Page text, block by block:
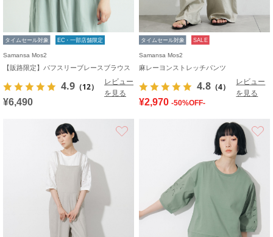
タイムセール対象 EC・一部店舗限定
Samansa Mos2
【販路限定】パフスリーブレースブラウス
4.9 （12）
レビュー
を見る
¥6,490
タイムセール対象 SALE
Samansa Mos2
麻レーヨンストレッチパンツ
4.8 （4）
レビュー
を見る
¥2,970 -50%OFF-